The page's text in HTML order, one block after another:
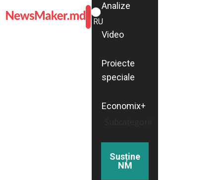
ROMÂNĂ
RU
Analize
Video
Proiecte
speciale
Economix+
Susține
NM